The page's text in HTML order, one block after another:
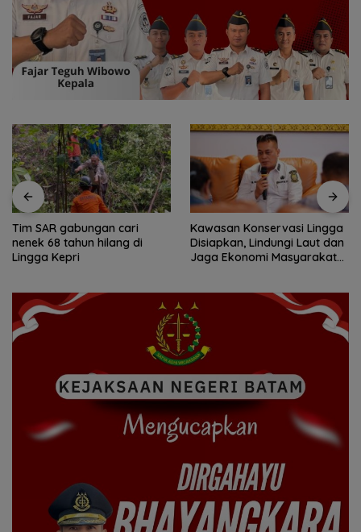
Tim SAR gabungan cari
nenek 68 tahun hilang di
Lingga Kepri
Kawasan Konservasi Lingga
Disiapkan, Lindungi Laut dan
Jaga Ekonomi Masyarakat